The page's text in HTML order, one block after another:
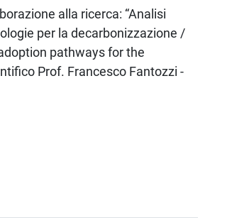
alla ricerca: “Analisi
per la decarbonizzazione /
pathways for the
Prof. Francesco Fantozzi -